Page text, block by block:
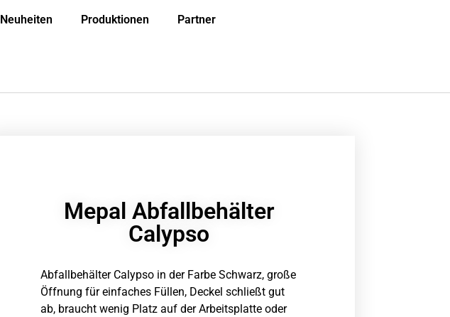
Neuheiten Produktionen Partner
Mepal Abfallbehälter
Calypso
Abfallbehälter Calypso in der Farbe Schwarz, große
Öffnung für einfaches Füllen, Deckel schließt gut
ab, braucht wenig Platz auf der Arbeitsplatte oder